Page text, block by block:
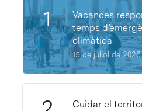
Vacances
temps
climàtica
15 de juliol de 2026
Cuidar el